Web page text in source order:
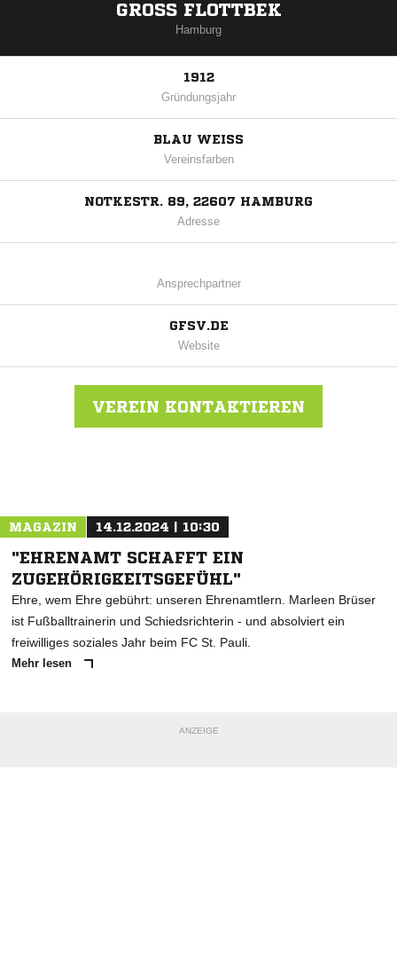
GROSS FLOTTBEK
Hamburg
1912
Gründungsjahr
BLAU WEISS
Vereinsfarben
NOTKESTR. 89, 22607 HAMBURG
Adresse
Ansprechpartner
GFSV.DE
Website
VEREIN KONTAKTIEREN
MAGAZIN 14.12.2024 | 10:30
"EHRENAMT SCHAFFT EIN
ZUGEHÖRIGKEITSGEFÜHL"
Ehre, wem Ehre gebührt: unseren Ehrenamtlern. Marleen Brüser
ist Fußballtrainerin und Schiedsrichterin - und absolviert ein
freiwilliges soziales Jahr beim FC St. Pauli.
Mehr lesen
ANZEIGE